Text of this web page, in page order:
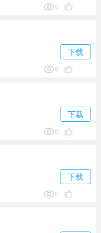
0
下载
0
下载
0
下载
0